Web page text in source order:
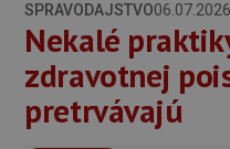
SPRAVODAJSTVO06.07.2026
Nekalé
zdravotnej
pretrvávajú